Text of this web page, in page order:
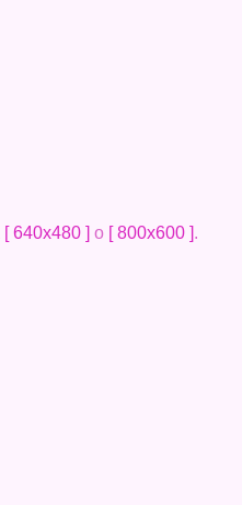
[ 640x480 ] o [ 800x600 ].